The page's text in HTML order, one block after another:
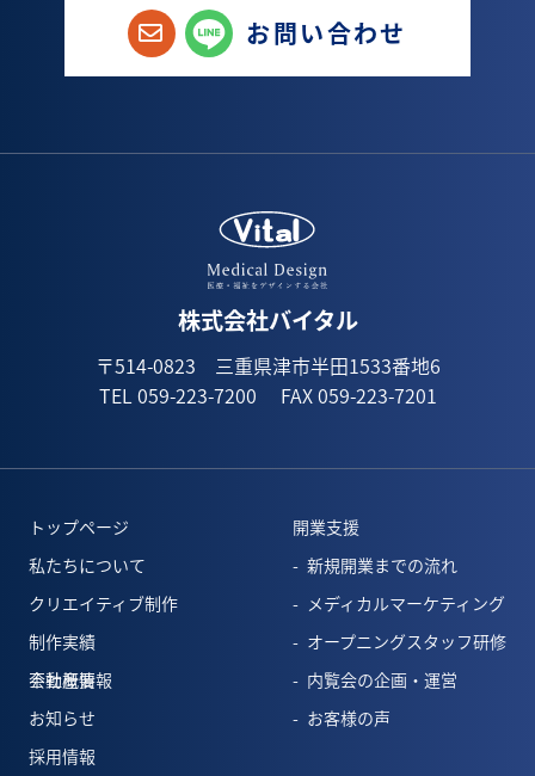
お問い合わせ
株式会社バイタル
〒514-0823 三重県津市半田1533番地6
TEL 059-223-7200 FAX 059-223-7201
トップページ
私たちについて
クリエイティブ制作
制作実績
会社概要
開業支援
新規開業までの流れ
メディカルマーケティング
オープニングスタッフ研修
内覧会の企画・運営
お客様の声
不動産情報
お知らせ
採用情報